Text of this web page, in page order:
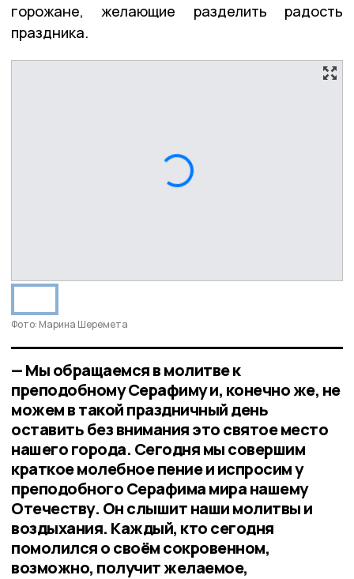
горожане, желающие разделить радость
праздника.
Фото: Марина Шеремета
— Мы обращаемся в молитве к
преподобному Серафиму и, конечно же, не
можем в такой праздничный день
оставить без внимания это святое место
нашего города. Сегодня мы совершим
краткое молебное пение и испросим у
преподобного Серафима мира нашему
Отечеству. Он слышит наши молитвы и
воздыхания. Каждый, кто сегодня
помолился о своём сокровенном,
возможно, получит желаемое,